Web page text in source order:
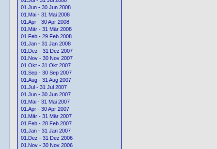
01.Jun - 30 Jun 2008
01.Mai - 31 Mai 2008
01.Apr - 30 Apr 2008
01.Mär - 31 Mär 2008
01.Feb - 29 Feb 2008
01.Jan - 31 Jan 2008
01.Dez - 31 Dez 2007
01.Nov - 30 Nov 2007
01.Okt - 31 Okt 2007
01.Sep - 30 Sep 2007
01.Aug - 31 Aug 2007
01.Jul - 31 Jul 2007
01.Jun - 30 Jun 2007
01.Mai - 31 Mai 2007
01.Apr - 30 Apr 2007
01.Mär - 31 Mär 2007
01.Feb - 28 Feb 2007
01.Jan - 31 Jan 2007
01.Dez - 31 Dez 2006
01.Nov - 30 Nov 2006